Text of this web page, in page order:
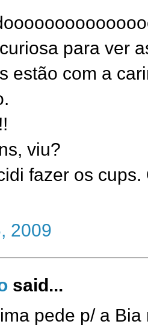
para ver
estão com a
viu?
fazer os
2009
said...
pede p/ a